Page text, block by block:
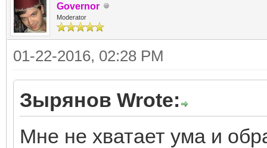
Governor
Moderator
01-22-2016, 02:28 PM
Зырянов Wrote:
Мне не хватает ума и